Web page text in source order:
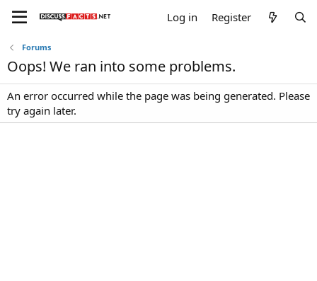
Log in Register
Forums
Oops! We ran into some problems.
An error occurred while the page was being generated. Please
try again later.